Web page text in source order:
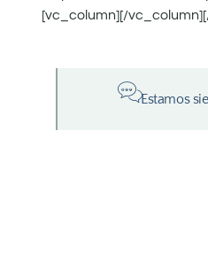
[vc_column][/
Estamos